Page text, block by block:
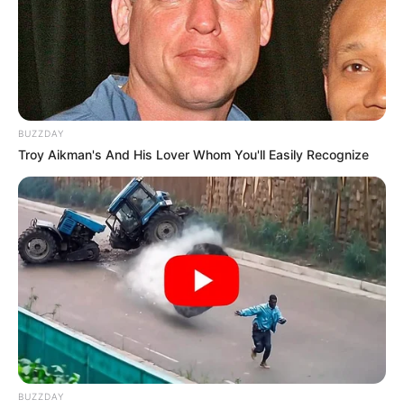
BUZZDAY
Troy Aikman's And His Lover Whom You'll Easily Recognize
BUZZDAY